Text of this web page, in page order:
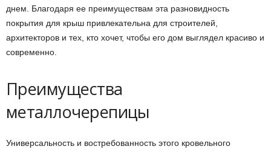
днем. Благодаря ее преимуществам эта разновидность
покрытия для крыш привлекательна для строителей,
архитекторов и тех, кто хочет, чтобы его дом выглядел красиво и
современно.
Преимущества
металлочерепицы
Универсальность и востребованность этого кровельного